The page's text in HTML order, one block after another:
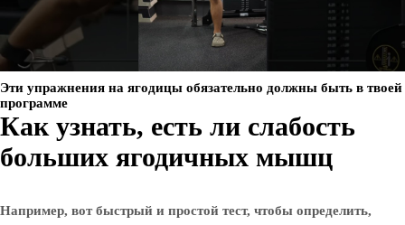
Эти упражнения на ягодицы обязательно должны быть в твоей
программе
Как узнать, есть ли слабость
больших ягодичных мышц
Например, вот быстрый и простой тест, чтобы определить,